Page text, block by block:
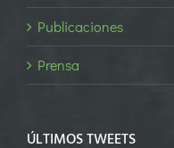
Publicaciones
Prensa
ÚLTIMOS TWEETS